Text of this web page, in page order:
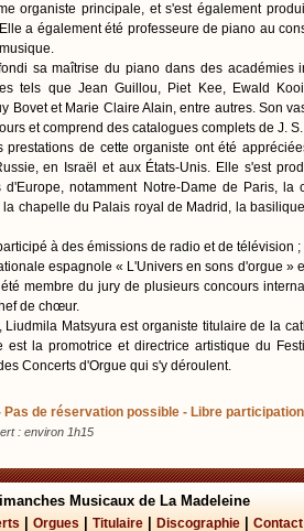
organiste principale, et s'est également
a également été professeure de piano au
sa maîtrise du piano dans des académies
tels que Jean Guillou, Piet Kee, Ewald
Bovet et Marie Claire Alain, entre autres. Son
et comprend des catalogues complets de J.
prestations de cette organiste ont été
en Israël et aux États-Unis. Elle s'est
d'Europe, notamment Notre-Dame de Paris,
la chapelle du Palais royal de Madrid, la
à des émissions de radio et de télévision
espagnole « L'Univers en sons d'orgue »
membre du jury de plusieurs concours
de chœur.
Liudmila Matsyura est organiste titulaire de la
est la promotrice et directrice artistique du
Concerts d'Orgue qui s'y déroulent.
Pas de réservation possible - Libre
: environ 1h15
Musicaux de La Madeleine
Orgues Titulaire Discographie Contact